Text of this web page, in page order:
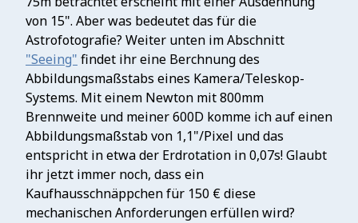
von 15". Aber was bedeutet das für die
Astrofotografie? Weiter unten im Abschnitt
"Seeing" findet ihr eine Berchnung des
Abbildungsmaßstabs eines Kamera/Teleskop-
Systems. Mit einem Newton mit 800mm
Brennweite und meiner 600D komme ich auf einen
Abbildungsmaßstab von 1,1"/Pixel und das
entspricht in etwa der Erdrotation in 0,07s! Glaubt
ihr jetzt immer noch, dass ein
Kaufhausschnäppchen für 150 € diese
mechanischen Anforderungen erfüllen wird?